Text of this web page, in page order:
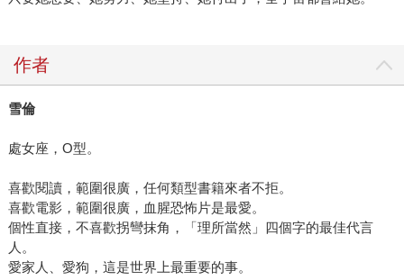
作者
雪倫
處女座，O型。
喜歡閱讀，範圍很廣，任何類型書籍來者不拒。
喜歡電影，範圍很廣，血腥恐怖片是最愛。
個性直接，不喜歡拐彎抹角，「理所當然」四個字的最佳代言
人。
愛家人、愛狗，這是世界上最重要的事。